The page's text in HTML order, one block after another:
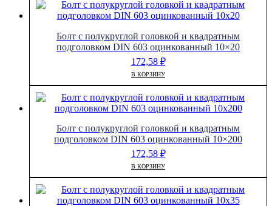
Болт с полукруглой головкой и квадратным
подголовком DIN 603 оцинкованный 10×20
172,58 ₽
В КОРЗИНУ
Болт с полукруглой головкой и квадратным
подголовком DIN 603 оцинкованный 10×200
172,58 ₽
В КОРЗИНУ